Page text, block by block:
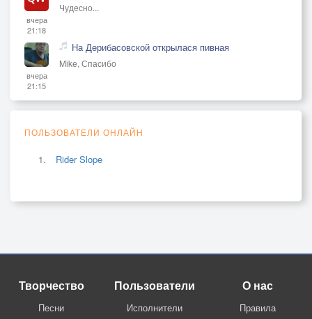
вчера
21:18
Чудесно...
вчера
21:15
На Дерибасовской открылася пивная
Mike, Спасибо
ПОЛЬЗОВАТЕЛИ ОНЛАЙН
Rider Slope
Творчество
Песни
Пользователи
Исполнители
О нас
Правила